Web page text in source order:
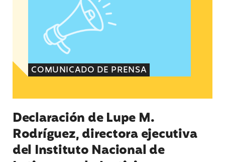
COMUNICADO DE PRENSA
Declaración de Lupe M.
Rodríguez, directora ejecutiva
del Instituto Nacional de